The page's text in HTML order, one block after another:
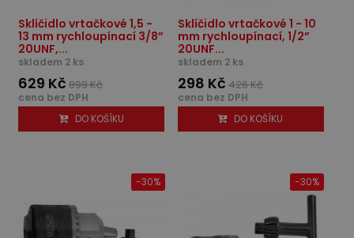
Sklíčidlo vrtačkové 1,5 -
13 mm rychloupínací 3/8”
20UNF,...
skladem 2 ks
629 Kč 899 Kč
cena bez DPH
DO KOŠÍKU
Sklíčidlo vrtačkové 1 - 10
mm rychloupínací, 1/2”
20UNF...
skladem 2 ks
298 Kč 426 Kč
cena bez DPH
DO KOŠÍKU
-30% -30%